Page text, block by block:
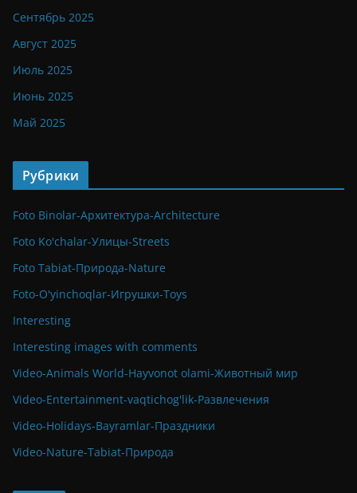
Сентябрь 2025
Август 2025
Июль 2025
Июнь 2025
Май 2025
Рубрики
Foto Binolar-Архитектура-Architecture
Foto Ko'chalar-Улицы-Streets
Foto Tabiat-Природа-Nature
Foto-O'yinchoqlar-Игрушки-Toys
Interesting
Interesting images with comments
Video-Animals World-Hayvonot olami-Животный мир
Video-Entertainment-vaqtichog'lik-Развлечения
Video-Holidays-Bayramlar-Праздники
Video-Nature-Tabiat-Природа